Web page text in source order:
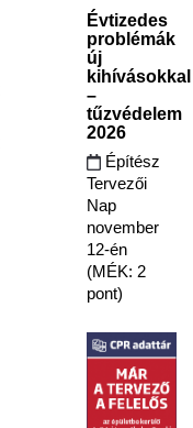
Évtizedes
problémák
új
kihívásokkal
–
tűzvédelem
2026
Építész
Tervezői
Nap
november
12-én
(MÉK: 2
pont)